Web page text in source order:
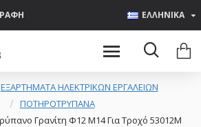
ΕΛΛΗΝΙΚΑ
ΕΞΑΡΤΗΜΑΤΑ ΗΛΕΚΤΡΙΚΩΝ ΕΡΓΑΛΕΙΩΝ
ΠΟΤΗΡΟΤΡΥΠΑΝΑ
Γρανίτη Φ12 M14 Για Τροχό 53012M